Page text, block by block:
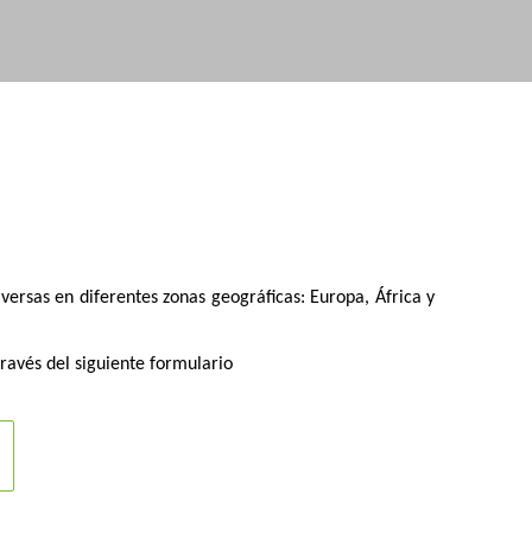
en diferentes zonas geográficas: Europa, África y
del siguiente formulario